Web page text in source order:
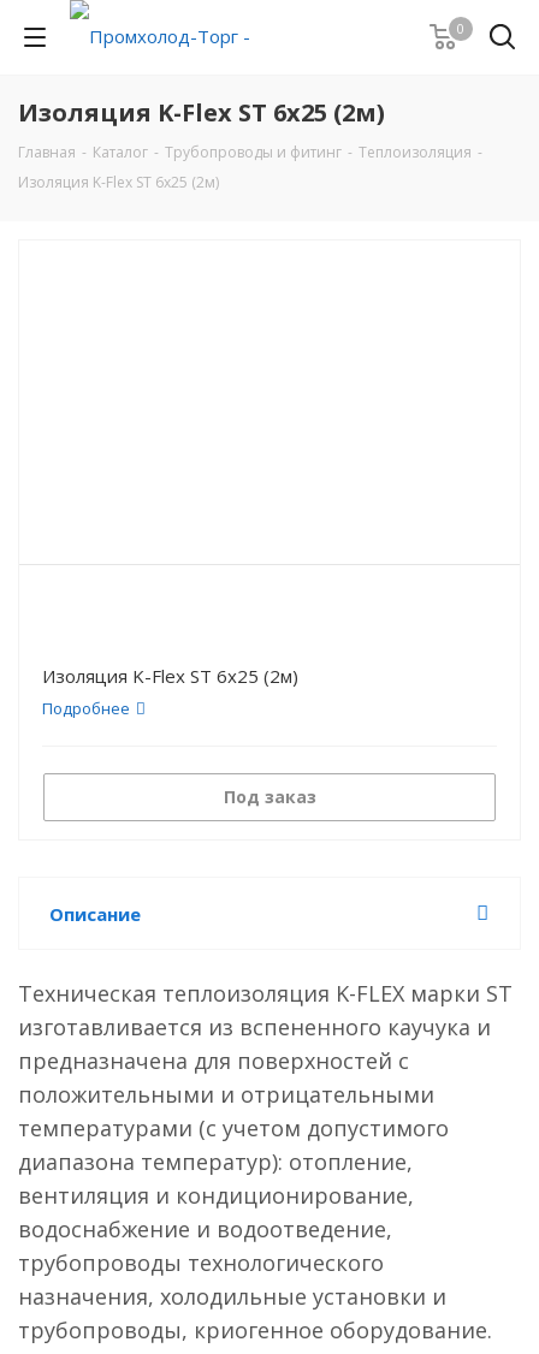
0
Изоляция K-Flex ST 6х25 (2м)
Главная - Каталог - Трубопроводы и фитинг - Теплоизоляция -
Изоляция K-Flex ST 6х25 (2м)
Изоляция K-Flex ST 6х25 (2м)
Подробнее
Под заказ
Описание
Техническая теплоизоляция K-FLEX марки ST
изготавливается из вспененного каучука и
предназначена для поверхностей с
положительными и отрицательными
температурами (с учетом допустимого
диапазона температур): отопление,
вентиляция и кондиционирование,
водоснабжение и водоотведение,
трубопроводы технологического
назначения, холодильные установки и
трубопроводы, криогенное оборудование.